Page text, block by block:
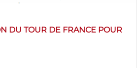
DU TOUR DE FRANCE POUR